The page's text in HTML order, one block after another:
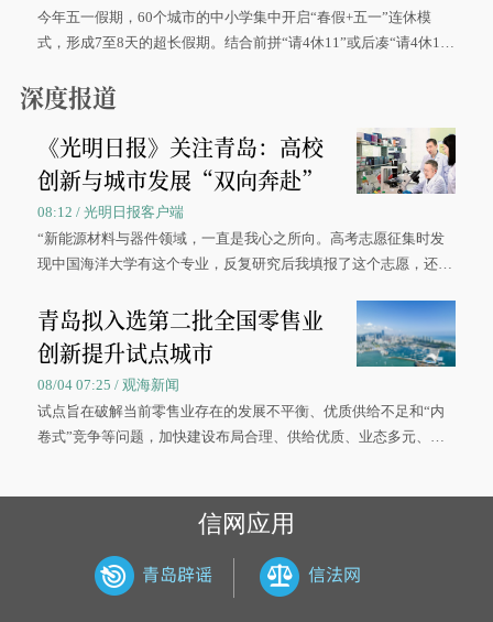
今年五一假期，60个城市的中小学集中开启“春假+五一”连休模
式，形成7至8天的超长假期。结合前拼“请4休11”或后凑“请4休1
深度报道
《光明日报》关注青岛：高校
创新与城市发展“双向奔赴”
08:12 / 光明日报客户端
“新能源材料与器件领域，一直是我心之所向。高考志愿征集时发
现中国海洋大学有这个专业，反复研究后我填报了这个志愿，还真
大学材料科学与工程学院材料类专业的录取通知书。
青岛拟入选第二批全国零售业
创新提升试点城市
08/04 07:25 / 观海新闻
试点旨在破解当前零售业存在的发展不平衡、优质供给不足和“内
卷式”竞争等问题，加快建设布局合理、供给优质、业态多元、智
信网应用